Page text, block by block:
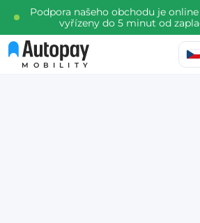
Podpora našeho obchodu je
vyřízeny do 5 minut od
MOBILITY